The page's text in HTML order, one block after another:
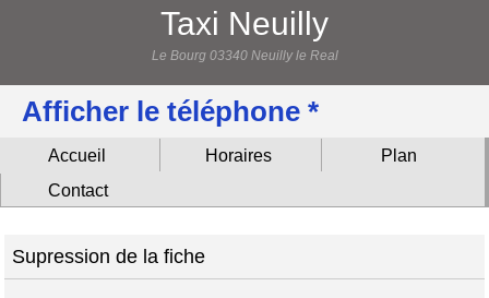
Taxi Neuilly
Le Bourg 03340 Neuilly le Real
Afficher le téléphone *
Accueil Horaires
Plan
Contact
Supression de la fiche